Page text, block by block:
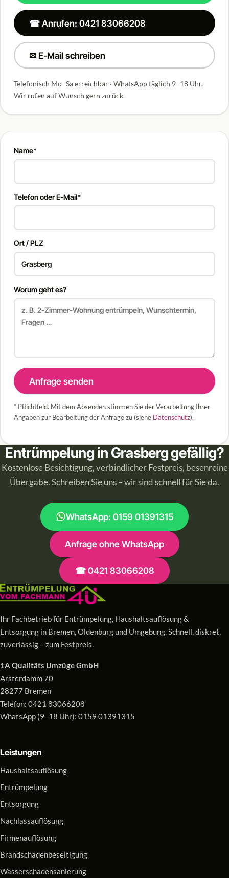
☎ Anrufen: 0421 83066208
✉ E-Mail schreiben
Telefonisch Mo–Sa erreichbar · WhatsApp täglich 9–18 Uhr.
Wir rufen auf Wunsch gern zurück.
Name*
Telefon oder E-Mail*
Ort / PLZ
Worum geht es?
Anfrage senden
* Pflichtfeld. Mit dem Absenden stimmen Sie der Verarbeitung Ihrer
Angaben zur Bearbeitung der Anfrage zu (siehe Datenschutz).
Entrümpelung in Grasberg gefällig?
Kostenlose Besichtigung, verbindlicher Festpreis, besenreine
Übergabe. Schreiben Sie uns – wir sind schnell für Sie da.
WhatsApp: 0159 01391315
Anfrage ohne WhatsApp
☎ 0421 83066208
Ihr Fachbetrieb für Entrümpelung, Haushaltsauflösung &
Entsorgung in Bremen, Oldenburg und Umgebung. Schnell, diskret,
zuverlässig – zum Festpreis.
1A Qualitäts Umzüge GmbH
Arsterdamm 70
28277 Bremen
Telefon: 0421 83066208
WhatsApp (9–18 Uhr): 0159 01391315
Leistungen
Haushaltsauflösung
Entrümpelung
Entsorgung
Nachlassauflösung
Firmenauflösung
Brandschadenbeseitigung
Wasserschadensanierung